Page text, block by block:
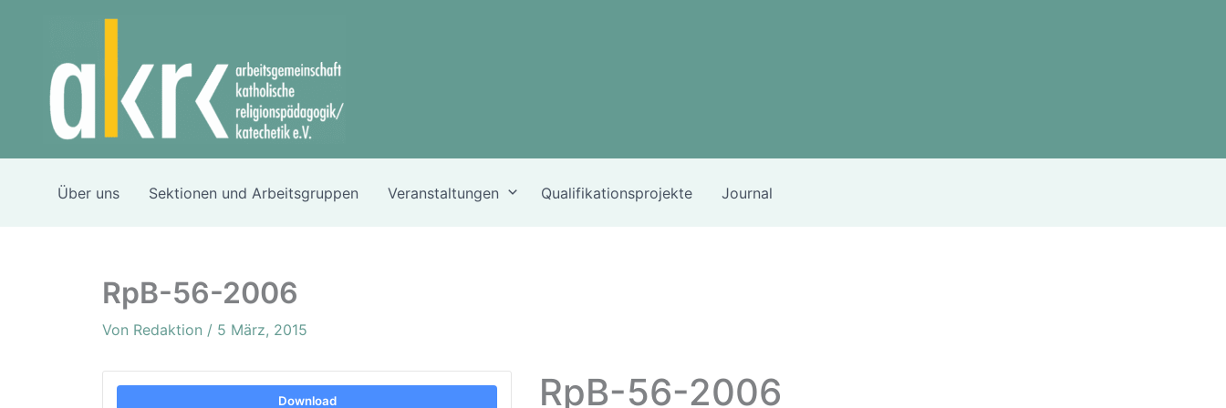
Über uns Sektionen und Arbeitsgruppen Veranstaltungen Qualifikationsprojekte Journal
RpB-56-2006
Von Redaktion / 5 März, 2015
Download RpB-56-2006